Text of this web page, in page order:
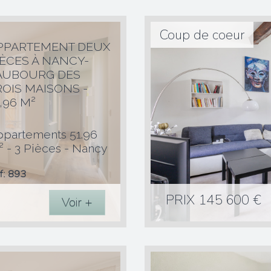
m²
1
Voir +
DEUX
À NANCY-
DES
MAISONS -
M²
51.96
- 3 Pièces - Nancy
893
Référence
Type de Bien
Surface
Nombres de pièces
Coup de coeur
PRIX 145 600 €